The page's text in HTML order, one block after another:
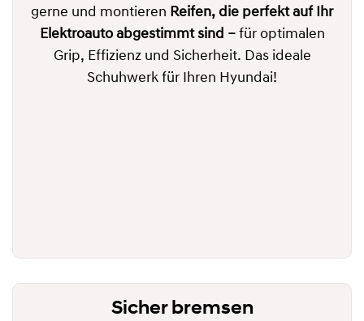
gerne und montieren Reifen, die perfekt auf Ihr
Elektroauto abgestimmt sind –für optimalen
Grip, Effizienz und Sicherheit. Das ideale
Schuhwerk für Ihren Hyundai!
Sicher bremsen